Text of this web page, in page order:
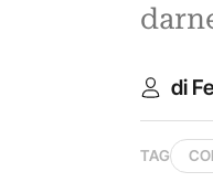
di
TAG